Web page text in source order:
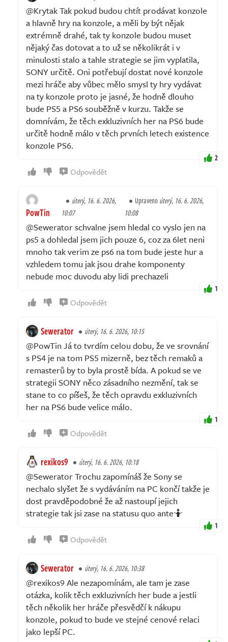
@Krytak Tak pokud budou chtít prodávat konzole
a hlavně hry na konzole, a měli by být nějak
extrémně drahé, tak ty konzole budou muset
nějaký čas dotovat a to už se několikrát i v
minulosti stalo a tahle strategie se jim vyplatila,
SONY určitě. Oni potřebují dostat nové konzole
mezi hráče aby vůbec mělo smysl ty hry vydávat
na ty konzole proto je jasné, že hodně dlouho
bude PS5 a PS6 souběžně v kurzu. Takže se
domnívám, že těch exkluzivních her na PS6 bude
určitě hodně málo v těch prvních letech existence
konzole PS6.
2
Odpovědět
PowTin
úterý, 16. 6. 2026,
10:07
Upravenoúterý, 16. 6. 2026,
10:08
@Sewerator schvalne jsem hledal co vyslo jen na
ps5 a dohledal jsem jich pouze 6, coz za 6let neni
mnoho tak verim ze ps6 na tom bude jeste hur a
vzhledem tomu jak jsou drahe komponenty
nebude moc duvodu aby lidi prechazeli
1
Odpovědět
Sewerator úterý, 16. 6. 2026, 10:15
@PowTin Já to tvrdím celou dobu, že ve srovnání
s PS4 je na tom PS5 mizerně, bez těch remaků a
remasterů by to byla prostě bída. A pokud se ve
strategii SONY něco zásadního nezmění, tak se
stane to co píšeš, že těch opravdu exkluzivních
her na PS6 bude velice málo.
1
Odpovědět
rexikos9 úterý, 16. 6. 2026, 10:18
@Sewerator Trochu zapomínáš že Sony se
nechalo slyšet že s vydáváním na PC končí takže je
dost pravděpodobné že až nastoupí jejich
strategie tak jsi zase na statusu quo ante🤷
1
Odpovědět
Sewerator úterý, 16. 6. 2026, 10:38
@rexikos9 Ale nezapomínám, ale tam je zase
otázka, kolik těch exkluzivních her bude a jestli
těch několik her hráče přesvědčí k nákupu
konzole, pokud to bude ve stejné cenové relaci
jako lepší PC.